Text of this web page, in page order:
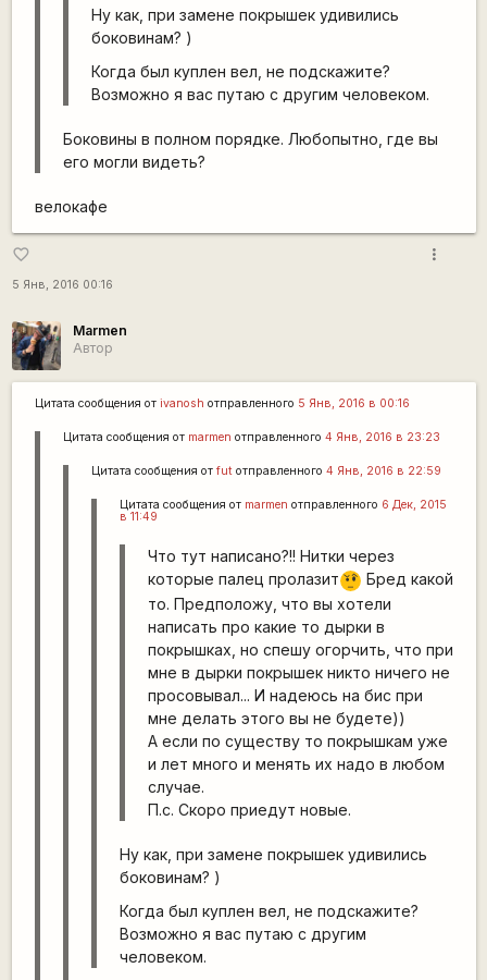
Ну как, при замене покрышек удивились
боковинам? )
Когда был куплен вел, не подскажите?
Возможно я вас путаю с другим человеком.
Боковины в полном порядке. Любопытно, где вы
его могли видеть?
велокафе
favorite_border
5 Янв, 2016 00:16
more_vert
Marmen
Автор
Цитата сообщения от ivanosh отправленного 5 Янв, 2016 в 00:16
Цитата сообщения от marmen отправленного 4 Янв, 2016 в 23:23
Цитата сообщения от futотправленного 4 Янв, 2016 в 22:59
Цитата сообщения от marmen отправленного 6 Дек, 2015
в 11:49
Что тут написано?!! Нитки через
которые палец пролазит??? Бред какой
то. Предположу, что вы хотели
написать про какие то дырки в
покрышках, но спешу огорчить, что при
мне в дырки покрышек никто ничего не
просовывал... И надеюсь на бис при
мне делать этого вы не будете))
А если по существу то покрышкам уже
и лет много и менять их надо в любом
случае.
П.с. Скоро приедут новые.
Ну как, при замене покрышек удивились
боковинам? )
Когда был куплен вел, не подскажите?
Возможно я вас путаю с другим
человеком.